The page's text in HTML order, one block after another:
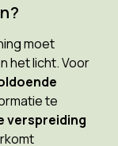
moet
het licht. Voor
te
verspreiding